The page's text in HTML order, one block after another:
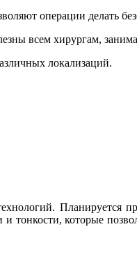
операции делать
всем хирургам,
локализаций.
Планируется
тонкости, которые